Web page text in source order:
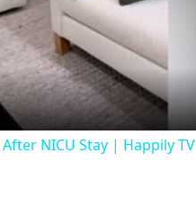
Video
NICU Stay | Happily TV